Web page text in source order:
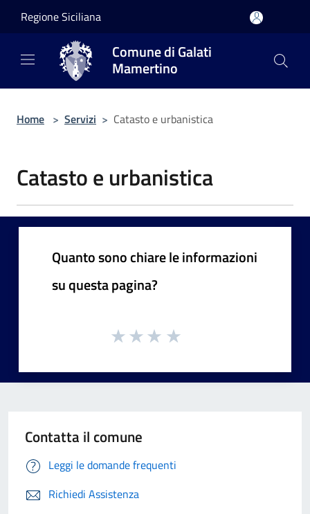
Regione Siciliana
Comune di Galati
Mamertino
Home > Servizi > Catasto e urbanistica
Catasto e urbanistica
Quanto sono chiare le informazioni
su questa pagina?
Contatta il comune
Leggi le domande frequenti
Richiedi Assistenza